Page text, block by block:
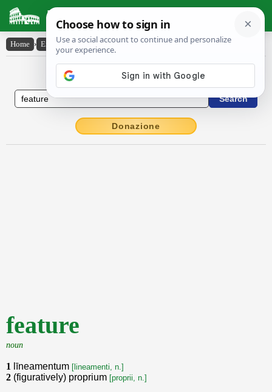
Latin Dictionary
Home › English-Latin › feature
English to Latin Dictionary
Donazione
feature
noun
1 līneamentum [lineamenti, n.]
2 (figuratively) proprium [proprii, n.]